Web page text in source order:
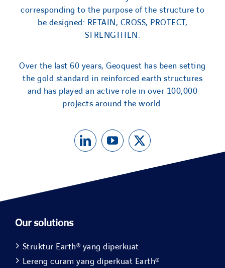
corresponding to the purpose of the structure to
be designed: RETAIN, CROSS, PROTECT,
STRENGTHEN.
Over the last 60 years, Geoquest has been setting
the gold standard in reinforced earth structures
and has played an active role in over 100,000
projects around the world.
Our solutions
Struktur Earth® yang diperkuat
Lereng curam yang diperkuat Earth®